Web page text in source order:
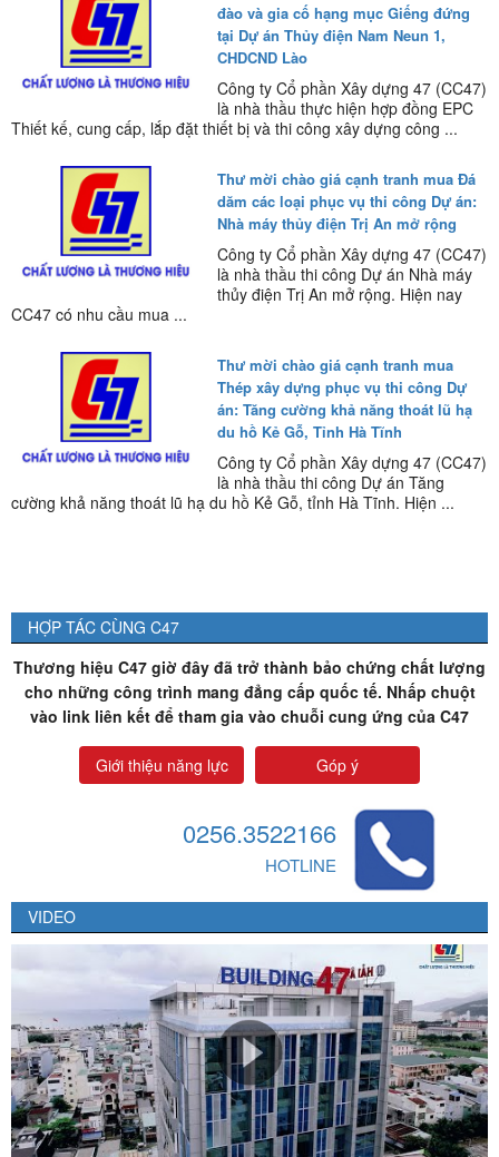
đào và gia cố hạng mục Giếng đứng
tại Dự án Thủy điện Nam Neun 1,
CHDCND Lào
Công ty Cổ phần Xây dựng 47 (CC47)
là nhà thầu thực hiện hợp đồng EPC
Thiết kế, cung cấp, lắp đặt thiết bị và thi công xây dựng công ...
Thư mời chào giá cạnh tranh mua Đá
dăm các loại phục vụ thi công Dự án:
Nhà máy thủy điện Trị An mở rộng
Công ty Cổ phần Xây dựng 47 (CC47)
là nhà thầu thi công Dự án Nhà máy
thủy điện Trị An mở rộng. Hiện nay
CC47 có nhu cầu mua ...
Thư mời chào giá cạnh tranh mua
Thép xây dựng phục vụ thi công Dự
án: Tăng cường khả năng thoát lũ hạ
du hồ Kẻ Gỗ, Tỉnh Hà Tĩnh
Công ty Cổ phần Xây dựng 47 (CC47)
là nhà thầu thi công Dự án Tăng
cường khả năng thoát lũ hạ du hồ Kẻ Gỗ, tỉnh Hà Tĩnh. Hiện ...
HỢP TÁC CÙNG C47
Thương hiệu C47 giờ đây đã trở thành bảo chứng chất lượng
cho những công trình mang đẳng cấp quốc tế. Nhấp chuột
vào link liên kết để tham gia vào chuỗi cung ứng của C47
Giới thiệu năng lực Góp ý
0256.3522166
HOTLINE
VIDEO